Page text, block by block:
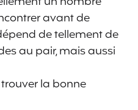
avant de
de tellement de
au pair, mais aussi
la bonne